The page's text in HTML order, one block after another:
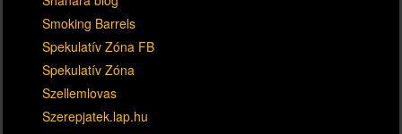
Smoking Barrels
Spekulatív Zóna FB
Spekulatív Zóna
Szellemlovas
Szerepjatek.lap.hu